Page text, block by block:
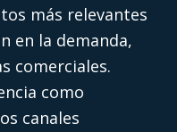
más relevantes
en la demanda,
comerciales.
como
canales